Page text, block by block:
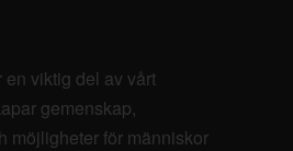
viktig del av vårt
gemenskap,
möjligheter för människor